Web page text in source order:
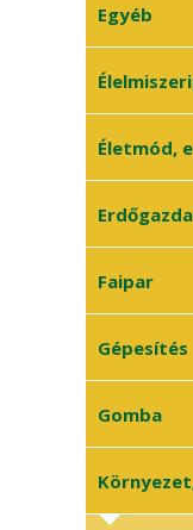
•
•
•
• Baromfi
Egyéb
Életmód,
• Erdészet
•
Faipar
•
•
Gépesítés
•
•
Gomba
•
•